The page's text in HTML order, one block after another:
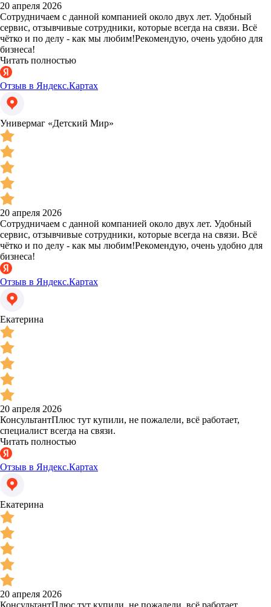
20 апреля 2026
Сотрудничаем с данной компанией около двух лет. Удобный
сервис, отзывчивые сотрудники, которые всегда на связи. Всё
чётко и по делу - как мы любим!Рекомендую, очень удобно для
бизнеса!
Читать полностью
Отзыв в Яндекс.Картах
Универмаг «Детский Мир»
20 апреля 2026
Сотрудничаем с данной компанией около двух лет. Удобный
сервис, отзывчивые сотрудники, которые всегда на связи. Всё
чётко и по делу - как мы любим!Рекомендую, очень удобно для
бизнеса!
Отзыв в Яндекс.Картах
Екатерина
20 апреля 2026
КонсультантПлюс тут купили, не пожалели, всё работает,
специалист всегда на связи.
Читать полностью
Отзыв в Яндекс.Картах
Екатерина
20 апреля 2026
КонсультантПлюс тут купили, не пожалели, всё работает,